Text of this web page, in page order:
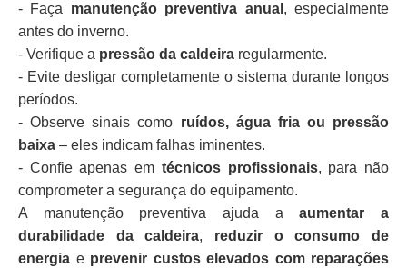
- Faça manutenção preventiva anual , especialmente
antes do inverno.
- Verifique a pressão da caldeira regularmente.
- Evite desligar completamente o sistema durante longos
períodos.
- Observe sinais como ruídos, água fria ou pressão
baixa – eles indicam falhas iminentes.
- Confie apenas em técnicos profissionais, para não
comprometer a segurança do equipamento.
A manutenção preventiva ajuda aaumentar a
durabilidade da caldeira, reduzir o consumo de
energia e prevenir custos elevados com reparações